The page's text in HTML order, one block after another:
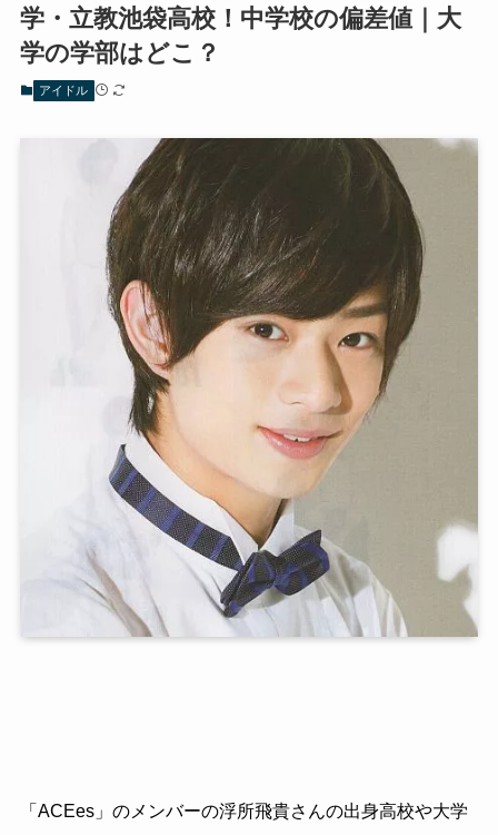
学・立教池袋高校！中学校の偏差値｜大
学の学部はどこ？
アイドル
「 ACEes」のメンバーの浮所飛貴さんの出身高校や大学